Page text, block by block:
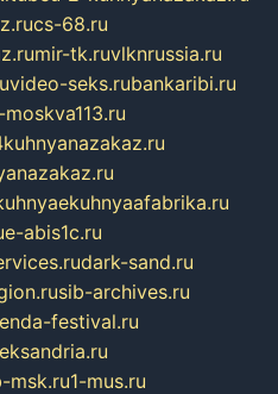
cs-68.ru
mir-tk.ruvlknrussia.ru
video-seks.rubankaribi.ru
e-abis1c.ru
dark-sand.ru
sib-archives.ru
festival.ru
msk.ru1-mus.ru